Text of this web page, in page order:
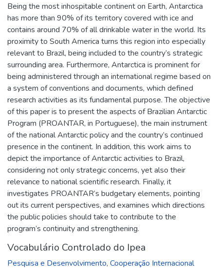
Being the most inhospitable continent on Earth, Antarctica
has more than 90% of its territory covered with ice and
contains around 70% of all drinkable water in the world. Its
proximity to South America turns this region into especially
relevant to Brazil, being included to the country’s strategic
surrounding area. Furthermore, Antarctica is prominent for
being administered through an international regime based on
a system of conventions and documents, which defined
research activities as its fundamental purpose. The objective
of this paper is to present the aspects of Brazilian Antarctic
Program (PROANTAR, in Portuguese), the main instrument
of the national Antarctic policy and the country’s continued
presence in the continent. In addition, this work aims to
depict the importance of Antarctic activities to Brazil,
considering not only strategic concerns, yet also their
relevance to national scientific research. Finally, it
investigates PROANTAR’s budgetary elements, pointing
out its current perspectives, and examines which directions
the public policies should take to contribute to the
program’s continuity and strengthening.
Vocabulário Controlado do Ipea
Pesquisa e Desenvolvimento, Cooperação Internacional